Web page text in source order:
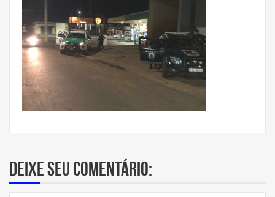
Deixe seu comentário: